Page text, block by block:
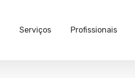
Serviços Profissionais